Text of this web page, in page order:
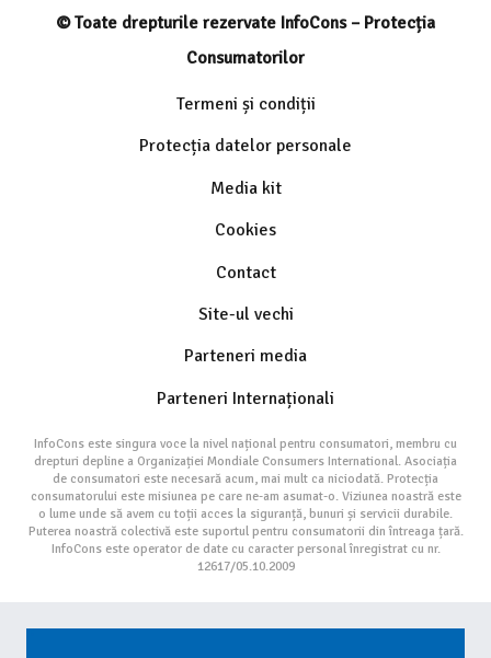
© Toate drepturile rezervate InfoCons – Protecția
Consumatorilor
Termeni și condiții
Protecția datelor personale
Media kit
Cookies
Contact
Site-ul vechi
Parteneri media
Parteneri Internaționali
InfoCons este singura voce la nivel național pentru consumatori, membru cu
drepturi depline a Organizației Mondiale Consumers International. Asociația
de consumatori este necesară acum, mai mult ca niciodată. Protecția
consumatorului este misiunea pe care ne-am asumat-o. Viziunea noastră este
o lume unde să avem cu toții acces la siguranță, bunuri și servicii durabile.
Puterea noastră colectivă este suportul pentru consumatorii din întreaga țară.
InfoCons este operator de date cu caracter personal înregistrat cu nr.
12617/05.10.2009